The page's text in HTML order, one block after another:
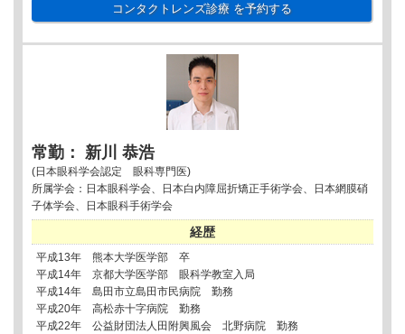
コンタクトレンズ診療を予約する
常勤： 新川 恭浩
(日本眼科学会認定 眼科専門医)
所属学会：日本眼科学会、日本白内障屈折矯正手術学会、日本網膜硝
子体学会、日本眼科手術学会
経歴
平成13年 熊本大学医学部 卒
平成14年 京都大学医学部 眼科学教室入局
平成14年 島田市立島田市民病院 勤務
平成20年 高松赤十字病院 勤務
平成22年 公益財団法人田附興風会 北野病院 勤務